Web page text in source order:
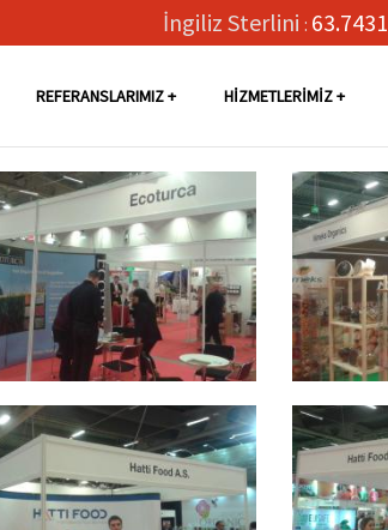
İngiliz Sterlini : 63.7431
REFERANSLARIMIZ HIZMETLERIMIZ